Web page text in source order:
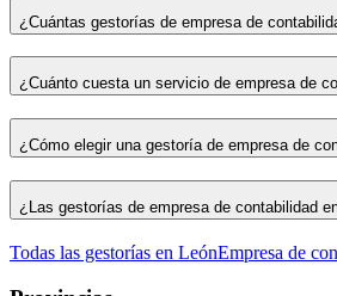
¿Cuántas gestorías de empresa de
¿Cuánto cuesta un servicio de empresa de
¿Cómo elegir una gestoría de empresa de
¿Las gestorías de empresa de contabilidad
Todas las gestorías en LeónEmpresa de